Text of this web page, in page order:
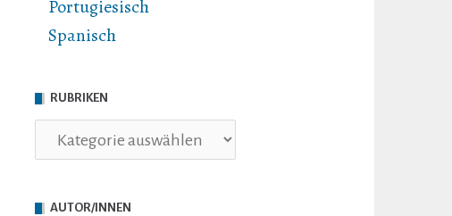
Portugiesisch
Spanisch
RUBRIKEN
Rubriken
AUTOR/INNEN